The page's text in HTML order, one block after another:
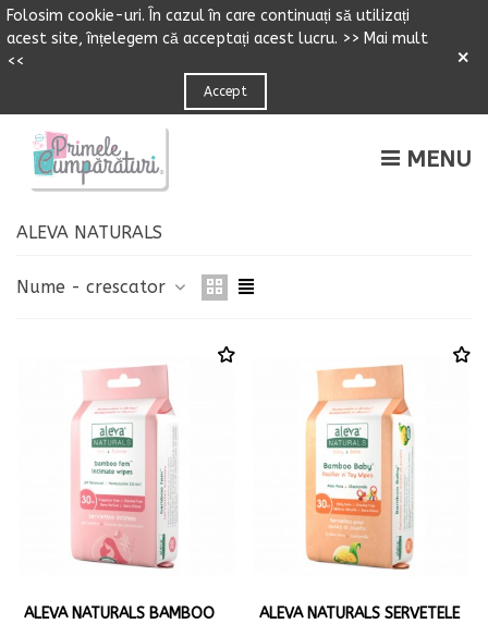
Folosim cookie-uri. n cazulîn care continuați să utilizați
acest site,înțelegem că acceptați acest lucru. >> Mai mult
<<
Accept
×
MENU
ALEVA NATURALS
Nume - crescator
ALEVA NATURALS BAMBOO
ALEVA NATURALS SERVETELE